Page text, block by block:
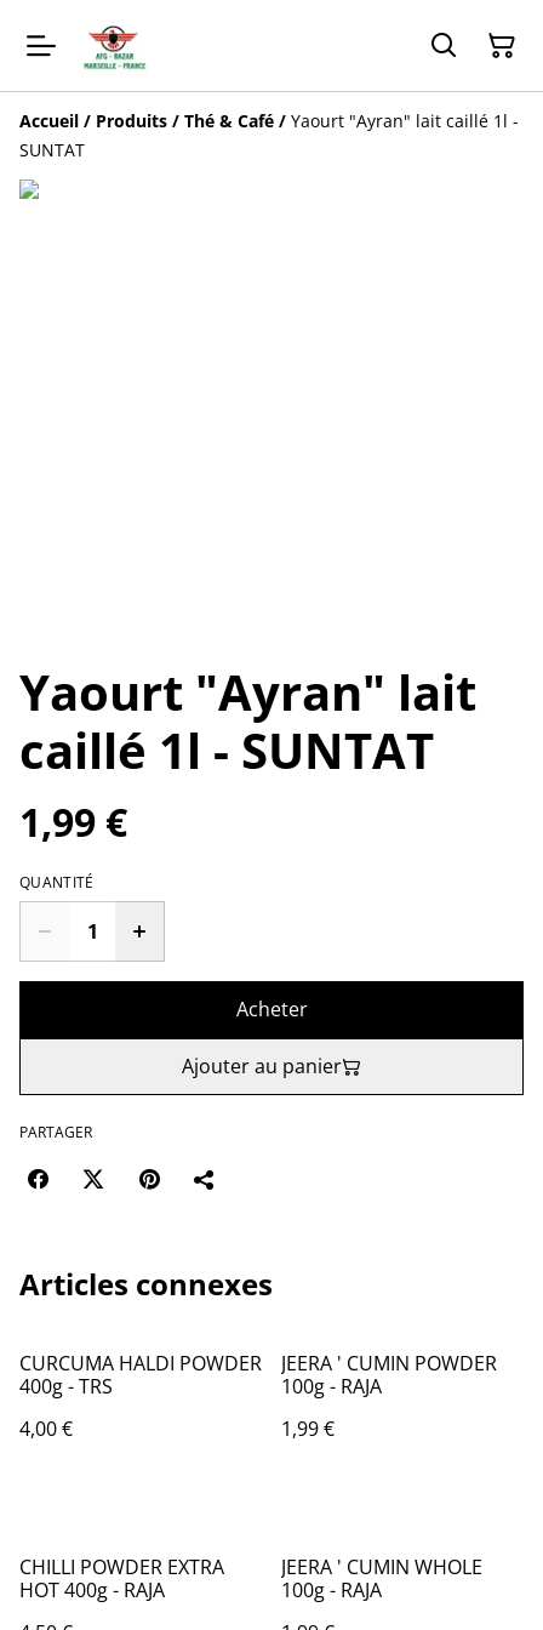
Accueil / Produits / Thé & Café / Yaourt "Ayran" lait caillé 1l -
SUNTAT
Yaourt "Ayran" lait
caillé 1l - SUNTAT
1,99 €
QUANTITÉ
Acheter
Ajouter au panier
PARTAGER
Articles connexes
CURCUMA HALDI POWDER
400g - TRS
4,00 €
JEERA ' CUMIN POWDER
100g - RAJA
1,99 €
CHILLI POWDER EXTRA
HOT 400g - RAJA
JEERA ' CUMIN WHOLE
100g - RAJA